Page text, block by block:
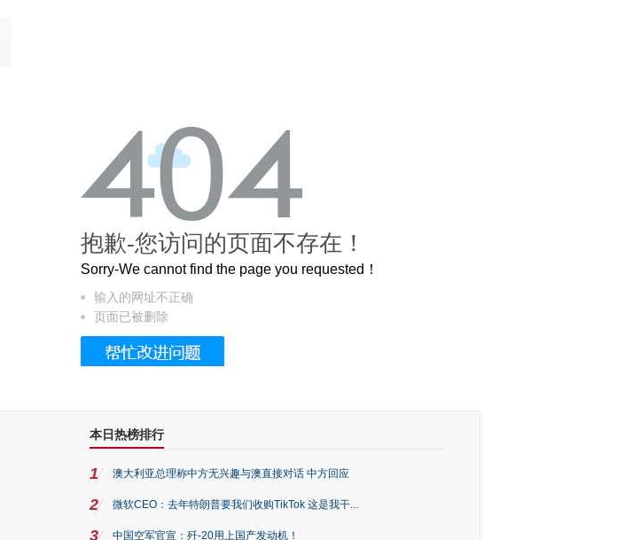
个3.2米的长卷，还原了600岁的紫禁城
抱歉-您访问的页面不存在！
Sorry-We cannot find the page you requested！
输入的网址不正确
页面已被删除
本日热榜排行
1 澳大利亚总理称中方无兴趣与澳直接对话 中方回应
2 微软CEO：去年特朗普要我们收购TikTok 这是我干...
3 中国空军官宣：歼-20用上国产发动机！